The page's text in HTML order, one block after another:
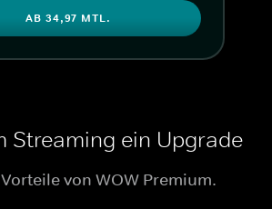
AB 34,97 MTL.
Streaming ein Upgrade
von WOW Premium.